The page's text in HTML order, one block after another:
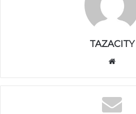
TAZACITY
الوي
ب